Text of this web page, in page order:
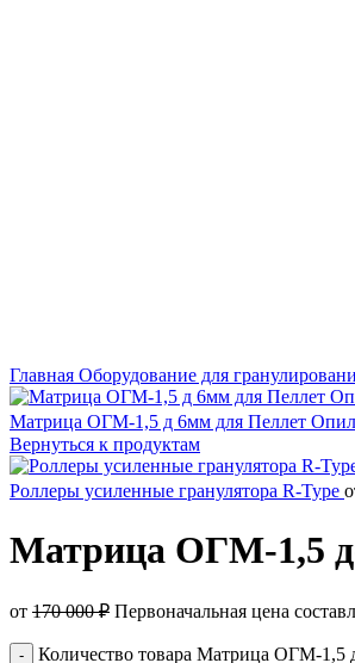
Главная Оборудование для
Матрица ОГМ-1,5 д 6мм для Пеллет Опил
Вернуться к продуктам
Роллеры усиленные гранулятора R-Type
Матрица ОГМ-1,5
от 170 000₽ Первоначальная цена
Количество товара Матрица ОГМ-